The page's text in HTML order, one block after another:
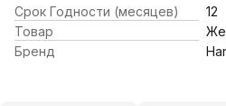
Срок Годности (месяцев)
12
Товар
Бренд